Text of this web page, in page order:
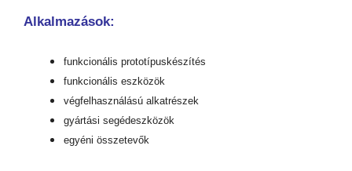
Alkalmazások:
funkcionális prototípuskészítés
funkcionális eszközök
végfelhasználású alkatrészek
gyártási segédeszközök
egyéni összetevők